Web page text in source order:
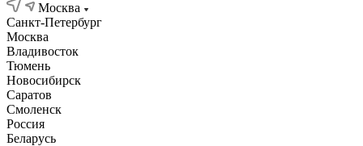
Москва
Санкт-Петербург
Москва
Владивосток
Тюмень
Новосибирск
Саратов
Смоленск
Россия
Беларусь